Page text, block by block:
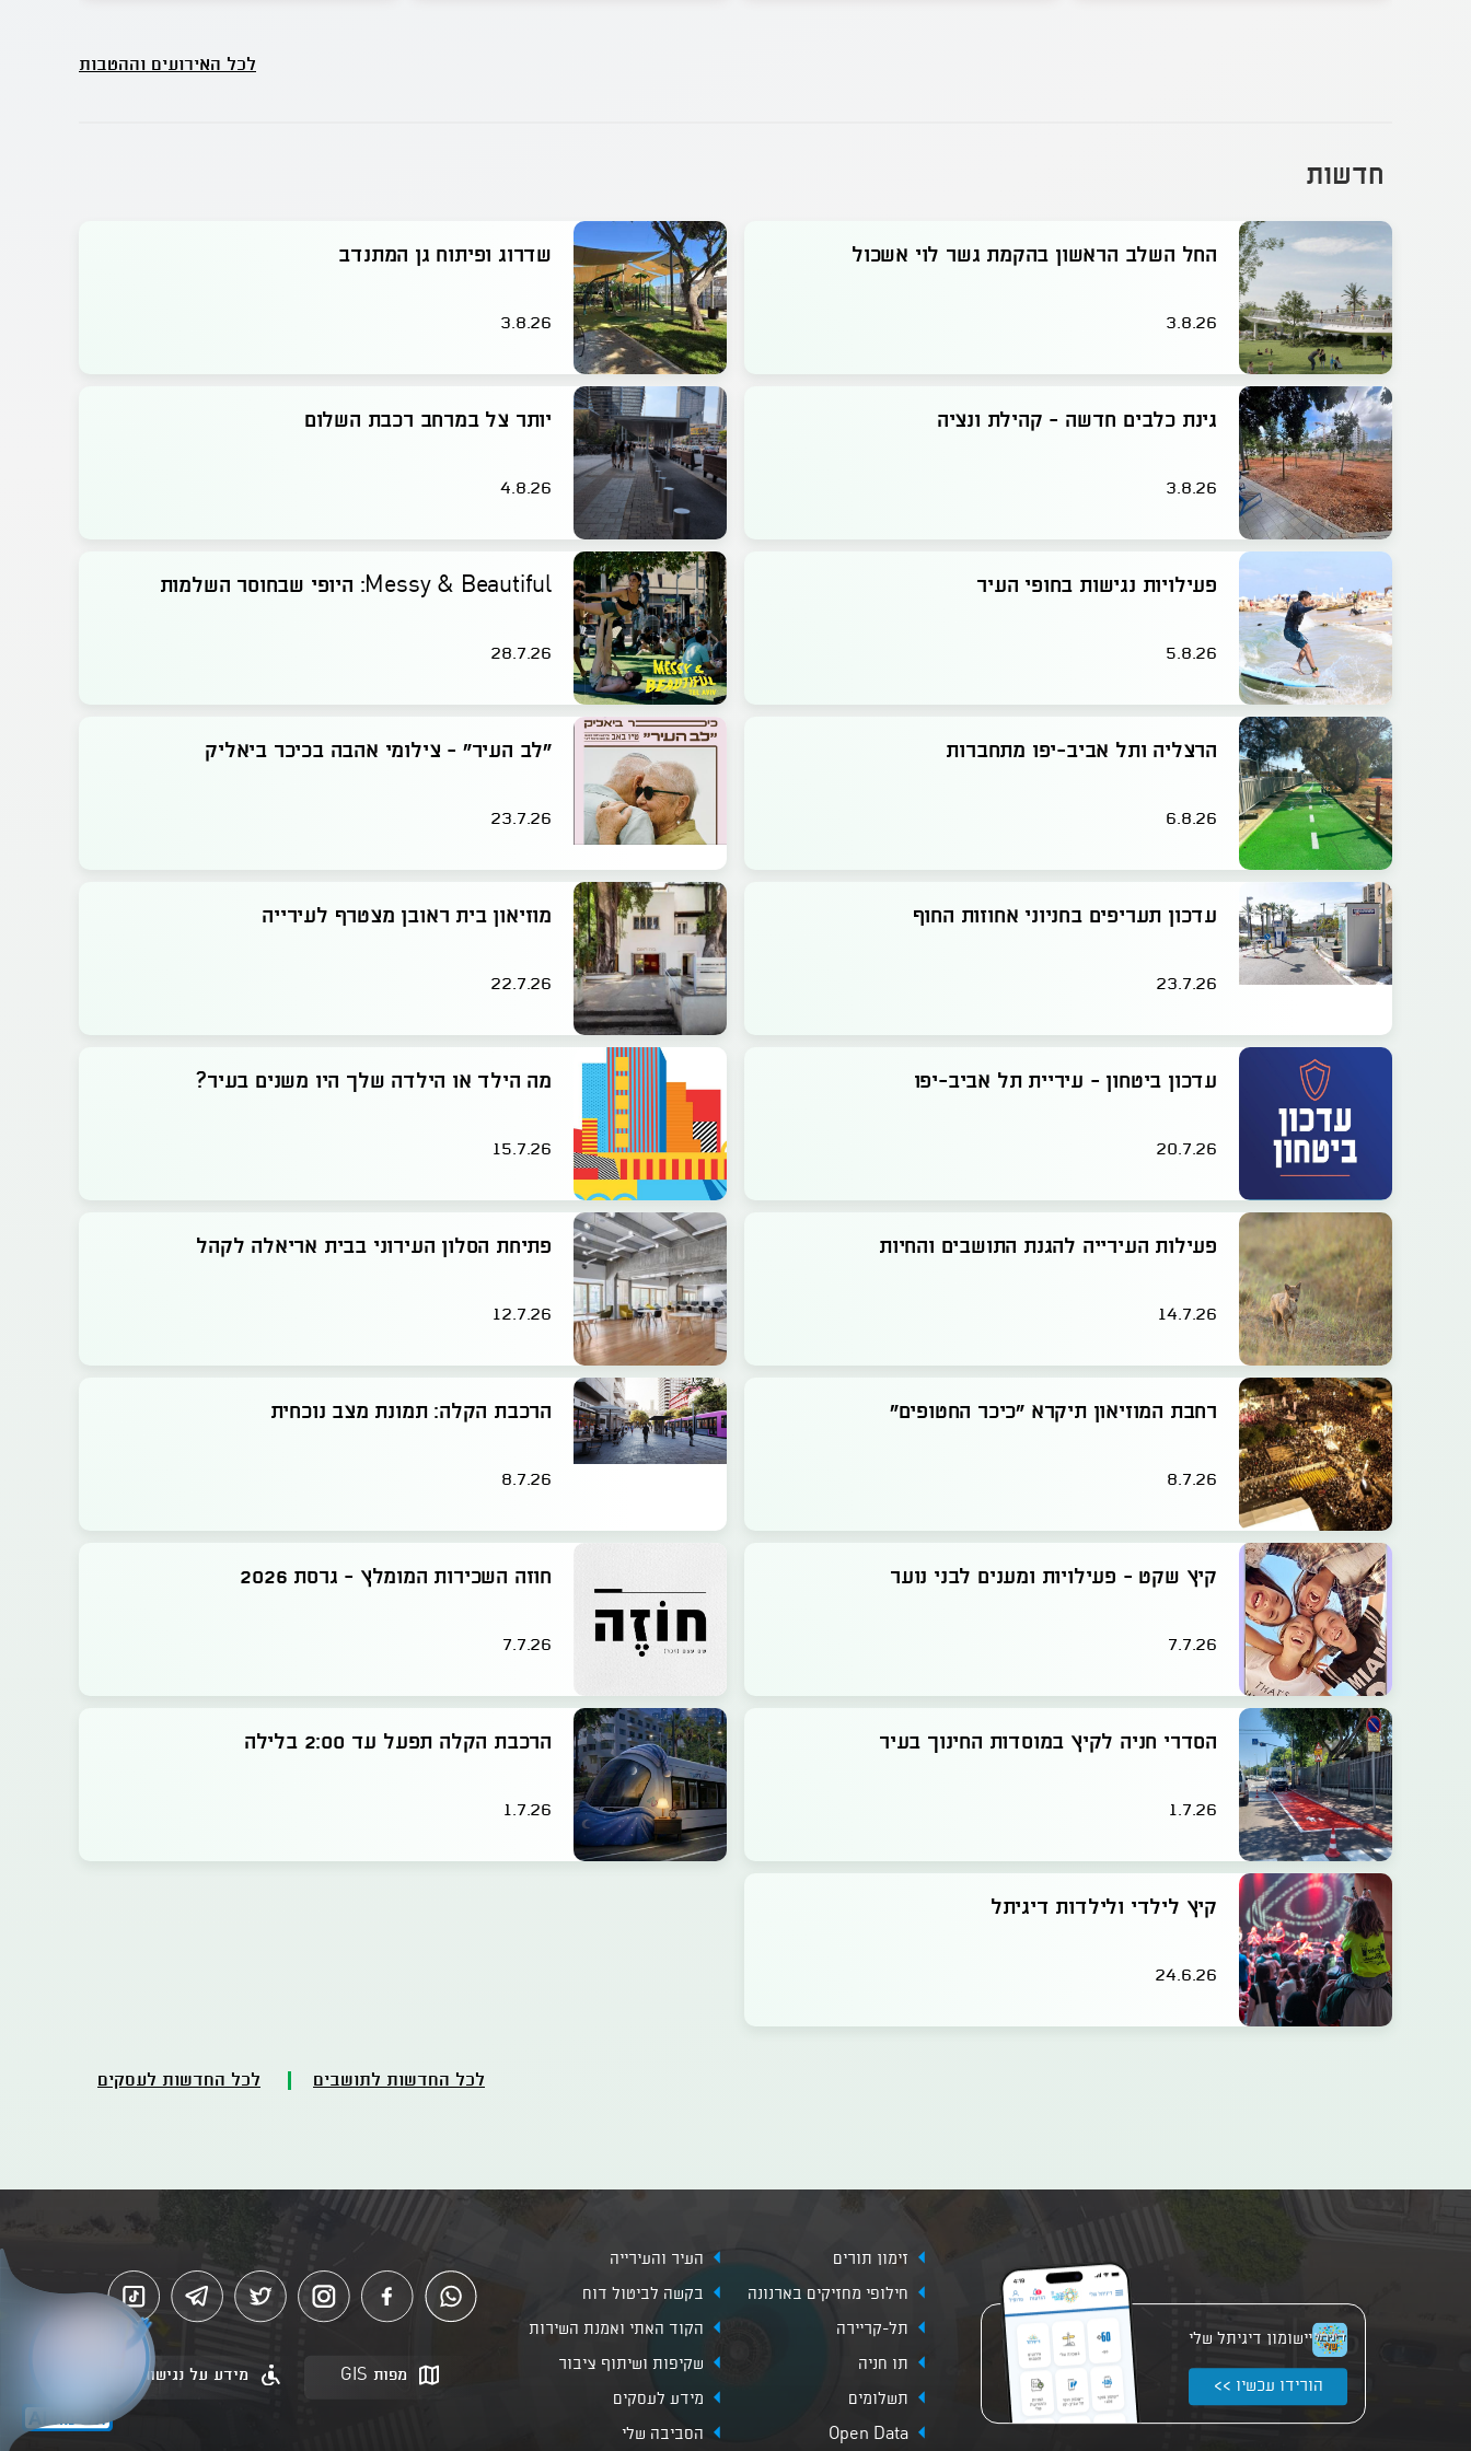
לכל האירועים וההטבות
חדשות
החל השלב הראשון בהקמת גשר לוי אשכול
3.8.26
שדרוג ופיתוח גן המתנדב
3.8.26
גינת כלבים חדשה - קהילת ונציה
3.8.26
יותר צל במרחב רכבת השלום
4.8.26
פעילויות נגישות בחופי העיר
5.8.26
Messy & Beautiful: היופי שבחוסר השלמות
28.7.26
הרצליה ותל אביב-יפו מתחברות
6.8.26
"לב העיר" - צילומי אהבה בכיכר ביאליק
23.7.26
עדכון תעריפים בחניוני אחוזות החוף
23.7.26
מוזיאון בית ראובן מצטרף לעירייה
22.7.26
עדכון ביטחון - עיריית תל אביב-יפו
20.7.26
מה הילד או הילדה שלך היו משנים בעיר?
15.7.26
פעילות העירייה להגנת התושבים והחיות
14.7.26
פתיחת הסלון העירוני בבית אריאלה לקהל
12.7.26
רחבת המוזיאון תיקרא ״כיכר החטופים״
8.7.26
הרכבת הקלה: תמונת מצב נוכחית
8.7.26
קיץ שקט - פעילויות ומענים לבני נוער
7.7.26
חוזה השכירות המומלץ - גרסת 2026
7.7.26
הסדרי חניה לקיץ במוסדות החינוך בעיר
1.7.26
הרכבת הקלה תפעל עד 2:00 בלילה
1.7.26
קיץ לילדי ולילדות דיגיתל
24.6.26
לכל החדשות לתושבים לכל החדשות לעסקים
יישומון דיגיתל שלי
הורידו עכשיו >>
זימון תורים
העיר והעירייה
חילופי מחזיקים בארנונה
בקשה לביטול דוח
תל-קריירה
הקוד האתי ואמנת השירות
תו חניה
שקיפות ושיתוף ציבור
תשלומים
מידע לעסקים
Open Data
הסביבה שלי
מפות GIS מידע על נגישות